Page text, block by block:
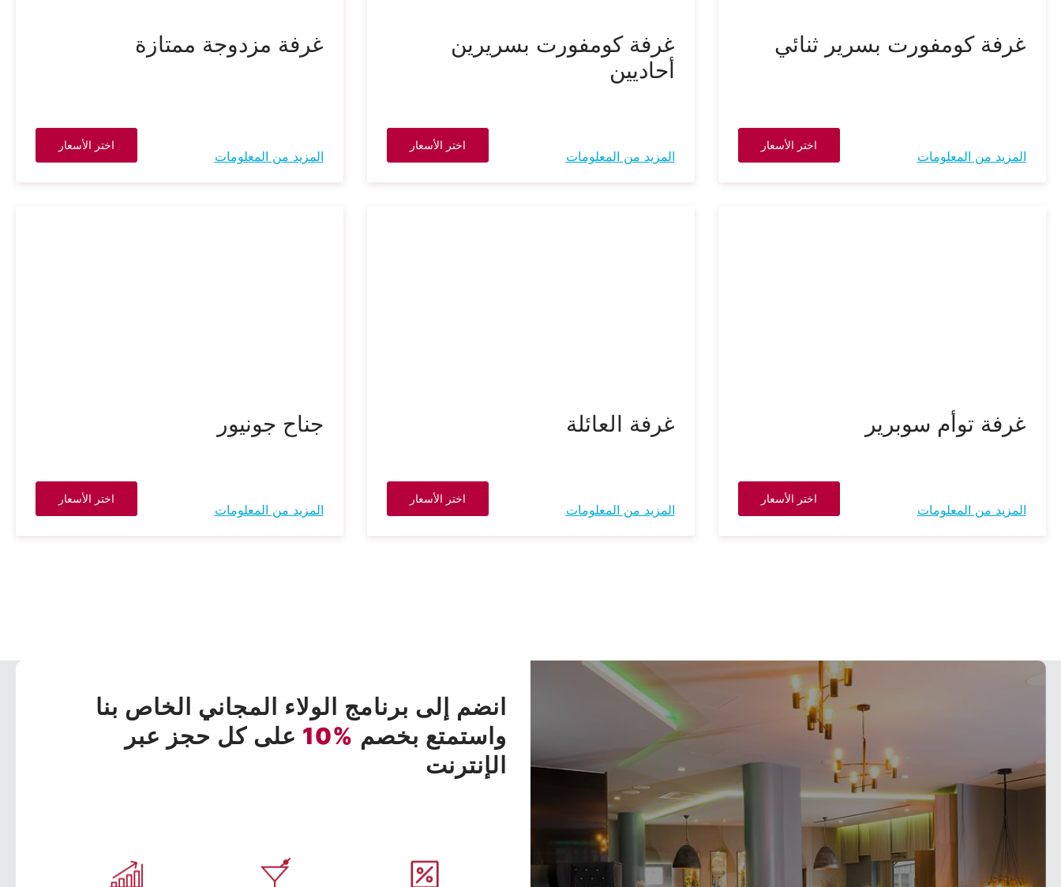
غرفة كومفورت بسرير ثنائي
المزيد من المعلومات
اختر الأسعار
غرفة كومفورت بسريرين
أحاديين
المزيد من المعلومات
اختر الأسعار
غرفة مزدوجة ممتازة
المزيد من المعلومات
اختر الأسعار
غرفة توأم سوبرير
المزيد من المعلومات
اختر الأسعار
غرفة العائلة
المزيد من المعلومات
اختر الأسعار
جناح جونيور
المزيد من المعلومات
اختر الأسعار
انضم إلى برنامج الولاء المجاني الخاص بنا
واستمتع بخصم %10
على كل حجز عبر
الإنترنت